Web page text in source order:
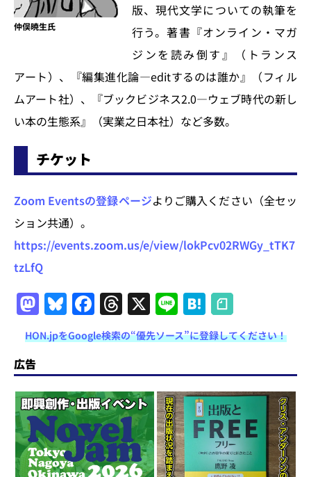
仲俣暁生氏
版、現代文学についての執筆を
行う。著書『オンライン・マガ
ジンを読み倒す』（トランス
アート）、『編集進化論―editするのは誰か』（フィル
ムアート社）、『ブックビジネス2.0―ウェブ時代の新し
い本の生態系』（実業之日本社）など多数。
チケット
Zoom Eventsの登録ページよりご購入ください（全セッ
ション共通）。
https://events.zoom.us/e/view/lokPcv02RWGy_tTK7
tzLfQ
M
a
st
o
d
o
n
Bl
u
e
s
k
y
F
a
c
e
b
o
o
k
T
h
re
a
d
s
X Li
n
e
H
at
e
n
a
HON.jpをGoogle検索の“優先ソース”に登録してください！
広告